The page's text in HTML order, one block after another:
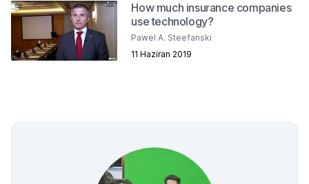
How much insurance companies
use technology?
Pawel A. Steefanski
11 Haziran 2019